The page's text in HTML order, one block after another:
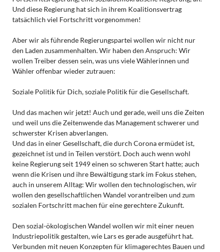
Und diese Regierung hat sich in ihrem Koalitionsvertrag
tatsächlich viel Fortschritt vorgenommen!
Aber wir als führende Regierungspartei wollen wir nicht nur
den Laden zusammenhalten. Wir haben den Anspruch: Wir
wollen Treiber dessen sein, was uns viele Wählerinnen und
Wähler offenbar wieder zutrauen:
Soziale Politik für Dich, soziale Politik für die Gesellschaft.
Und das machen wir jetzt! Auch und gerade, weil uns die Zeiten
und weil uns die Zeitenwende das Management schwerer und
schwerster Krisen abverlangen.
Und das in einer Gesellschaft, die durch Corona ermüdet ist,
gezeichnet ist und in Teilen verstört. Doch auch wenn wohl
keine Regierung seit 1949 einen so schweren Start hatte; auch
wenn die Krisen und ihre Bewältigung stark im Fokus stehen,
auch in unserem Alltag: Wir wollen den technologischen, wir
wollen den gesellschaftlichen Wandel vorantreiben und zum
sozialen Fortschritt machen für eine gerechtere Zukunft.
Den sozial-ökologischen Wandel wollen wir mit einer neuen
Industriepolitik gestalten, wie Lars es gerade ausgeführt hat.
Verbunden mit neuen Konzepten für klimagerechtes Bauen und